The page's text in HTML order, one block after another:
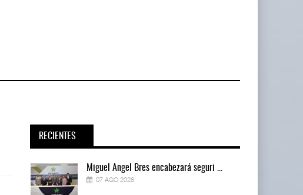
RECIENTES
Miguel Ángel Bres encabezará seguri ...
07 AGO 2026